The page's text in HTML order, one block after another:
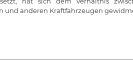
und anderen Kraftfahrzeugen